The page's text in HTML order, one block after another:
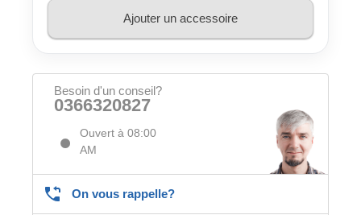
Ajouter un accessoire
Besoin d'un conseil?
0366320827
Ouvert à 08:00
AM
On vous rappelle?